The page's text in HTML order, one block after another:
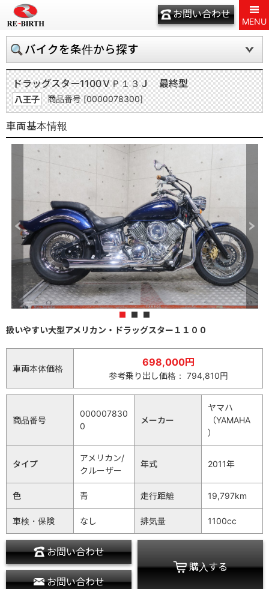
お問い合わせ
MENU
バイクを条件から探す
ドラッグスター1100ＶＰ１３Ｊ 最終型
八王子 商品番号 [0000078300]
車両基本情報
Previous Next
1 2
扱いやすい大型アメリカン・ドラッグスター１１００
車両本体価格
698,000円
参考乗り出し価格： 794,810円
商品番号
000007830
0
メーカー
ヤマハ
（YAMAHA
）
タイプ
アメリカン/
クルーザー
年式 2011年
色 青 走行距離 19,797km
車検・保険 なし 排気量 1100cc
お問い合わせ
お問い合わせ
購入する